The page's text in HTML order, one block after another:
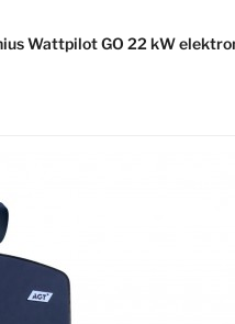
Wattpilot GO 22 kW